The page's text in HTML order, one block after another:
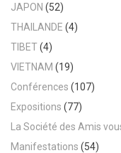
JAPON (52)
THAILANDE (4)
TIBET(4)
VIETNAM (19)
Conférences (107)
Expositions (77)
La Société des Amis
Manifestations (54)